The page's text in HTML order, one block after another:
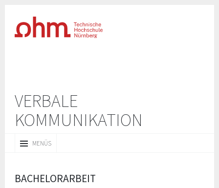
VERBALE
KOMMUNIKATION
MENÜS
INHALT
BACHELORARBEIT